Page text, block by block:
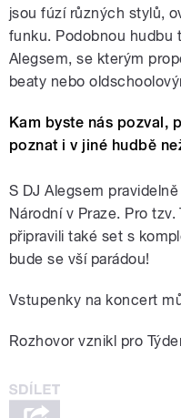
jsou fúzí různých stylů,
funku. Podobnou hudbu
Alegsem, se kterým
beaty nebo
Kam byste nás pozval,
poznat i v jiné hudbě
S DJ Alegsem
Národní v Praze. Pro
připravili také set s
bude se vší parádou!
Vstupenky na koncert
Rozhovor vznikl pro